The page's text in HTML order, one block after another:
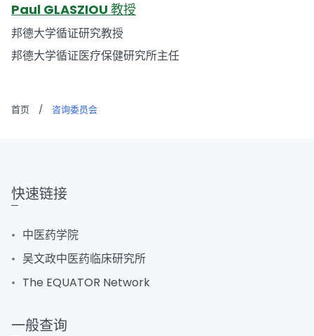
Paul GLASZIOU 教授
邦德大学循证研究教授
邦德大学循证医疗保健研究所主任
首页 / 咨询委员会
快速链接
中医药学院
吴文政中医药临床研究所
The EQUATOR Network
一般查询